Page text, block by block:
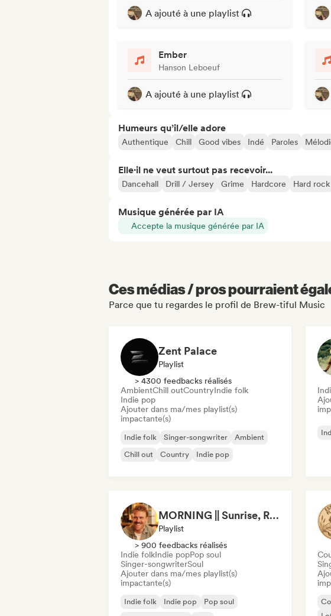
A ajouté à une playlist
Ember
Hanson Leboeuf
A ajouté à une playlist
Humeurs qu’il/elle adore
Authentique Chill Good vibes Indé Paroles
Elle·il ne veut surtout pas recevoir...
Dancehall Drill / Jersey Grime Hardcore Hard rock
Musique générée par IA
Accepte la musique générée par IA
Ces médias / pros pourraient
Parce que tu regardes le profil de Brew-tiful Music
Zent Palace
Playlist
> 4300 feedbacks réalisés
AmbientChill outCountryIndie folk
Indie pop
Ajouter dans ma/mes playlist(s)
impactante(s)
Indie folk Singer-songwriter
Ambient
Chill out
Country Indie pop
MORNING || Sunrise, Relaxing & Chill (by Beau van Leeuwen)
Playlist
> 900 feedbacks réalisés
Indie folkIndie popPop soul
Singer-songwriterSoul
Ajouter dans ma/mes playlist(s)
impactante(s)
Indie folk Indie pop
Pop soul